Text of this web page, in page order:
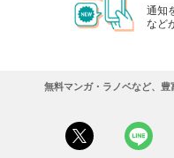
通知
など
無料マンガ・ラノベなど、豊